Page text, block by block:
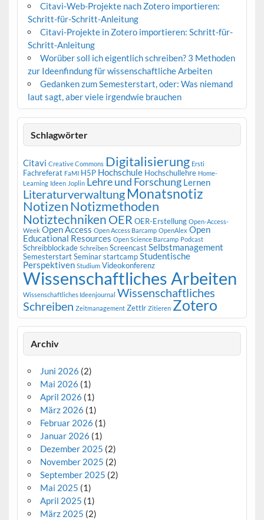
Citavi-Web-Projekte nach Zotero importieren:
Schritt-für-Schritt-Anleitung
Citavi-Projekte in Zotero importieren: Schritt-für-
Schritt-Anleitung
Worüber soll ich eigentlich schreiben? 3 Methoden
zur Ideenfindung für wissenschaftliche Arbeiten
Gedanken zum Semesterstart, oder: Was niemand
laut sagt, aber viele irgendwie brauchen
Schlagwörter
Citavi Creative Commons Digitalisierung Ersti
Fachreferat FaMI H5P Hochschule Hochschullehre Home-
Learning Ideen Joplin Lehre und Forschung Lernen
Literaturverwaltung Monatsnotiz
Notizen Notizmethoden
Notiztechniken OER OER-Erstellung Open-Access-
Week Open Access Open Access Barcamp OpenAlex Open
Educational Resources Open Science Barcamp Podcast
Schreibblockade Schreiben Screencast Selbstmanagement
SemesterstartSeminarstartcamp Studentische
Perspektiven Studium Videokonferenz
Wissenschaftliches Arbeiten
Wissenschaftliches Ideenjournal Wissenschaftliches
Schreiben Zeitmanagement Zettlr Zitieren Zotero
Archiv
Juni 2026 (2)
Mai 2026 (1)
April 2026 (1)
März 2026 (1)
Februar 2026 (1)
Januar 2026 (1)
Dezember 2025 (2)
November 2025 (2)
September 2025 (2)
Mai 2025 (1)
April 2025 (1)
März 2025 (2)